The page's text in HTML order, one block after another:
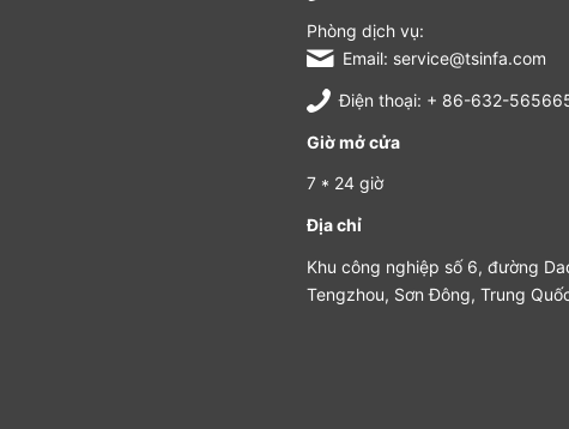
Phòng dịch vụ:
Email: service@tsinfa.com
Điện thoại: + 86-632-
Giờ mở cửa
7 * 24 giờ
Địa chỉ
Khu công nghiệp số 6, đường
Tengzhou, Sơn Đông, Trung